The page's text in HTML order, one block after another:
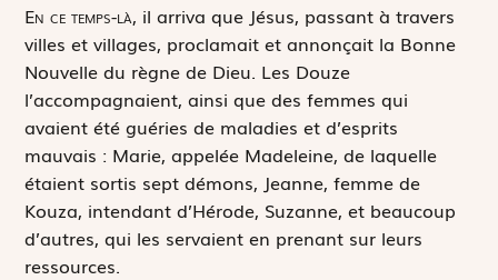
En ce temps-là, il arriva que Jésus, passant à travers
villes et villages, proclamait et annonçait la Bonne
Nouvelle du règne de Dieu. Les Douze
l’accompagnaient, ainsi que des femmes qui
avaient été guéries de maladies et d’esprits
mauvais : Marie, appelée Madeleine, de laquelle
étaient sortis sept démons, Jeanne, femme de
Kouza, intendant d’Hérode, Suzanne, et beaucoup
d’autres, qui les servaient en prenant sur leurs
ressources.